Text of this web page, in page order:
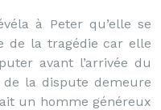
à Peter qu’elle se
de la tragédie car elle
avant l’arrivée du
la dispute demeure
un homme généreux